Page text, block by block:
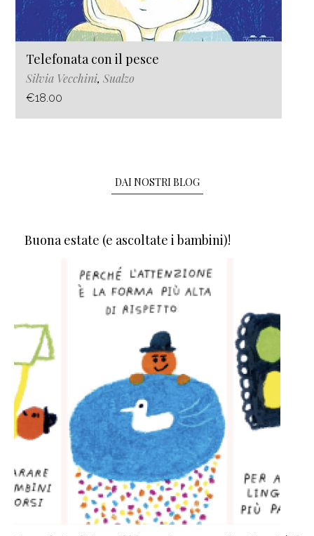
Telefonata con il pesce
Silvia Vecchini, Sualzo
€18.00
DAI NOSTRI BLOG
Buona estate (e ascoltate i bambini)!